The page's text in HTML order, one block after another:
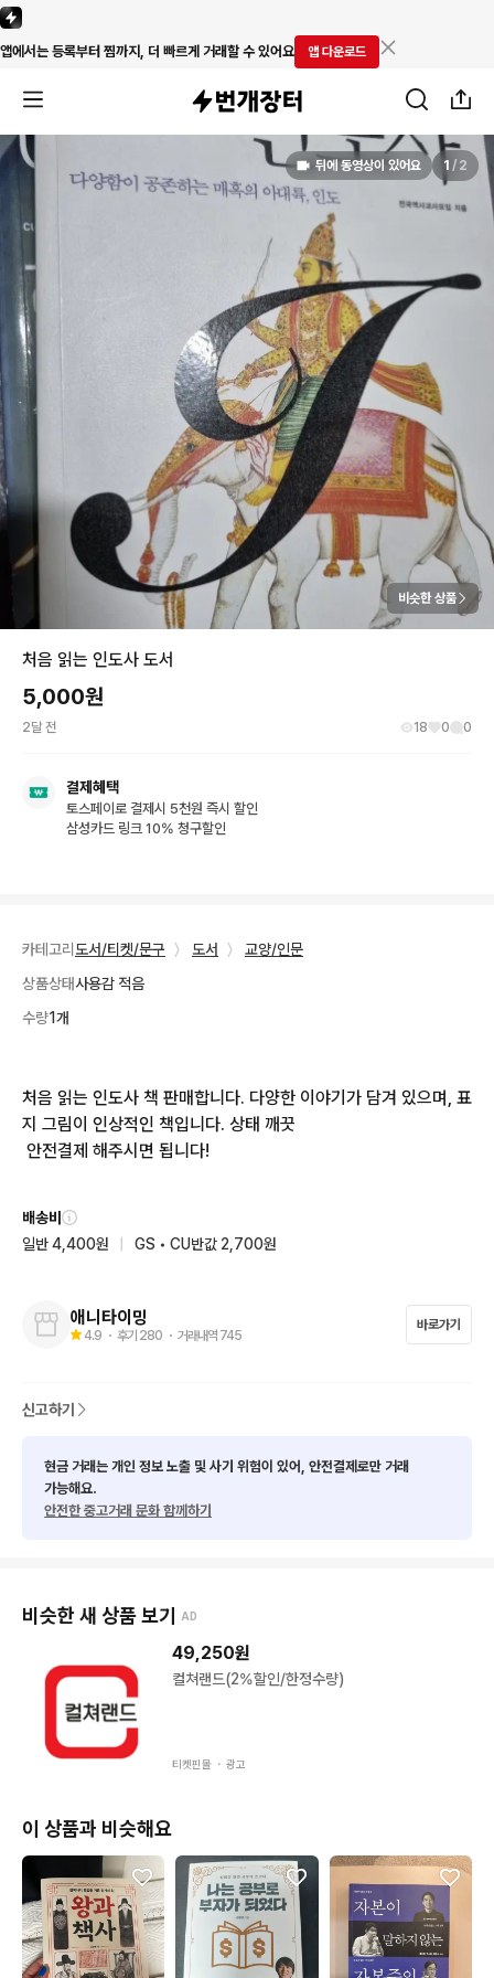
앱에서는 등록부터 찜까지, 더 빠르게 거래할 수 있어요 앱 다운로드
뒤에 동영상이 있어요 1 / 2
비슷한 상품
처음 읽는 인도사 도서
5,000원
2달 전 18 0 0
결제혜택
토스페이로 결제시 5천원 즉시 할인
삼성카드 링크 10% 청구할인
카테고리 도서/티켓/문구 〉 도서 〉
교양/인문
상품상태사용감 적음
수량1개
처음 읽는 인도사 책 판매합니다. 다양한 이야기가 담겨 있으며, 표
지 그림이 인상적인 책입니다. 상태 깨끗
안전결제 해주시면 됩니다!
배송비
일반 4,400원
GS • CU반값 2,700원
애니타이밍
4.9 ・ 후기 280 ・ 거래내역 745
바로가기
신고하기
현금 거래는 개인 정보 노출 및 사기 위험이 있어, 안전결제로만 거래
가능해요.
안전한 중고거래 문화 함께하기
비슷한 새 상품 보기 AD
49,250원
컬쳐랜드(2%할인/한정수량)
티켓핀몰 ・ 광고
이 상품과 비슷해요